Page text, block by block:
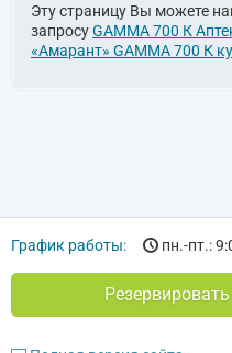
Эту страницу Вы можете
запросуGAMMA 700 К
«Амарант» GAMMA 700 К
График работы: пн.-пт.: